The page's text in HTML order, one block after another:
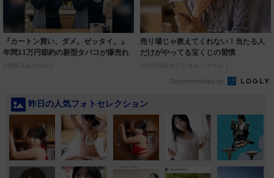
『カートン買い、ダメ。ゼッタイ。』
年間11万円節約の新型タバコが爆売れ
PR(株式会社HAL)
売り場じゃ教えてくれない！当たる人
だけがやってる宝くじの習慣
PR(合同会社デジタルファーム )
Recommended by
昨日の人気フォトセレクション